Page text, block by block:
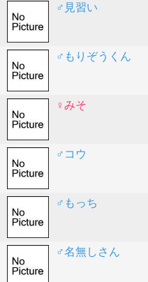
♂見習い
♂もりぞうくん
♀みそ
♂コウ
♂もっち
♂名無しさん